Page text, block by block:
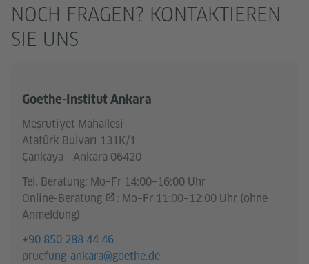
NOCH FRAGEN? KONTAKTIEREN
SIE UNS
Goethe-Institut Ankara
Meşrutiyet Mahallesi
Atatürk Bulvarı 131K/1
Çankaya - Ankara 06420
Tel. Beratung: Mo–Fr 14:00–16:00 Uhr
Online-Beratung
: Mo–Fr 11:00–12:00 Uhr (ohne
Anmeldung)
+90 850 288 44 46
pruefung-ankara@goethe.de